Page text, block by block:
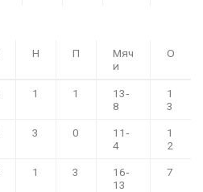
Н П
Мяч
и
О
1 1
13‑
8
1
3
3 0
11‑
4
1
2
1 3
16‑
13
7